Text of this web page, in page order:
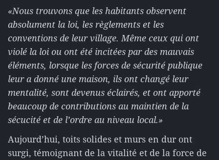
«Nous trouvons que les habitants observent
absolument la loi, les règlements et les
conventions de leur village. Même ceux qui ont
violé la loi ou ont été incitées par des mauvais
éléments, lorsque les forces de sécurité publique
leur a donné une maison, ils ont changé leur
mentalité, sont devenus éclairés, et ont apporté
beaucoup de contributions au maintien de la
sécucité et de l’ordre au niveau local.»
Aujourd’hui, toits solides et murs en dur ont
surgi, témoignant de la vitalité et de la force de